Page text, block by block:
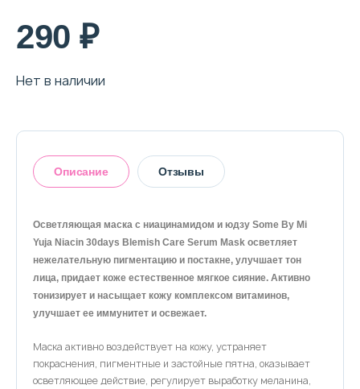
290 ₽
Нет в наличии
Описание Отзывы
Осветляющая маска с ниацинамидом и юдзу Some By Mi
Yuja Niacin 30days Blemish Care Serum Mask осветляет
нежелательную пигментацию и постакне, улучшает тон
лица, придает коже естественное мягкое сияние. Активно
тонизирует и насыщает кожу комплексом витаминов,
улучшает ее иммунитет и освежает.
Маска активно воздействует на кожу, устраняет
покраснения, пигментные и застойные пятна, оказывает
осветляющее действие, регулирует выработку меланина,
5
На основании 1 отзыва
1
3
4
0%
5
100%